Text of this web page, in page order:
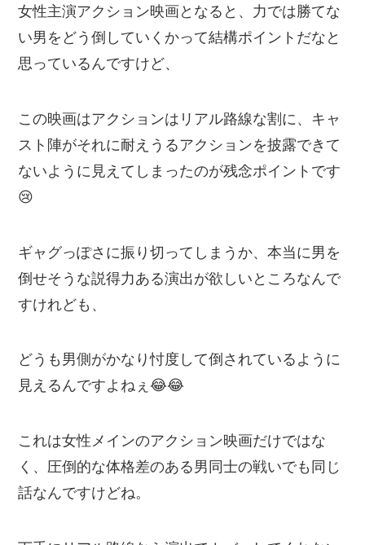
女性主演アクション映画となると、力では勝てな
い男をどう倒していくかって結構ポイントだなと
思っているんですけど、
この映画はアクションはリアル路線な割に、キャ
スト陣がそれに耐えうるアクションを披露できて
ないように見えてしまったのが残念ポイントです
😢
ギャグっぽさに振り切ってしまうか、本当に男を
倒せそうな説得力ある演出が欲しいところなんで
すけれども、
どうも男側がかなり忖度して倒されているように
見えるんですよねぇ😂😂
これは女性メインのアクション映画だけではな
く、圧倒的な体格差のある男同士の戦いでも同じ
話なんですけどね。